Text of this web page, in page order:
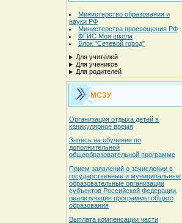
Министерство образования и
науки РФ
Министерства просвещения РФ
ФГИС Моя школа
Блок "Сетевой город"
Для учителей
Для учеников
Для родителей
МСЗУ
Организация отдыха детей в
каникулярное время
Запись на обучение по
дополнительной
общеобразовательной программе
Прием заявлений о зачислении в
государственные и муниципальные
образовательные организации
субъектов Российской Федерации,
реализующие программы общего
образования
Выплата компенсации части